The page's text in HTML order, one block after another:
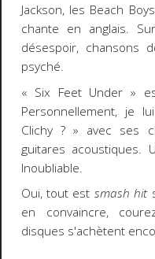
Jackson, les Beach
chante en anglais.
désespoir, chansons
psyché.
« Six Feet Under »
Personnellement, je
Clichy ? » avec ses
guitares acoustiques.
Inoubliable.
Oui, tout est smash hit
en convaincre,
disques s'achètent